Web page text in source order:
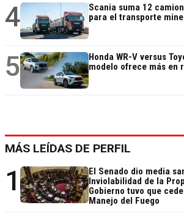
4
Scania suma 12
para el transporte
5
Honda WR-V versus
modelo ofrece más en
MÁS LEÍDAS DE PERFIL
1
El Senado dio media
Inviolabilidad de la
Gobierno tuvo que
Manejo del Fuego